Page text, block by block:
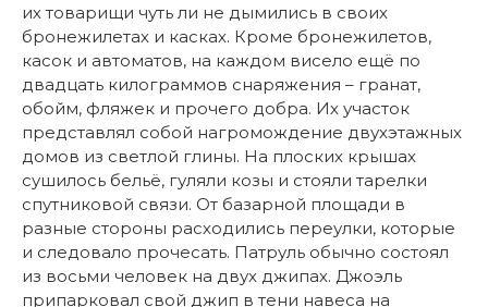
их товарищи чуть ли не дымились в своих
бронежилетах и касках. Кроме бронежилетов,
касок и автоматов, на каждом висело ещё по
двадцать килограммов снаряжения – гранат,
обойм, фляжек и прочего добра. Их участок
представлял собой нагромождение двухэтажных
домов из светлой глины. На плоских крышах
сушилось бельё, гуляли козы и стояли тарелки
спутниковой связи. От базарной площади в
разные стороны расходились переулки, которые
и следовало прочесать. Патруль обычно состоял
из восьми человек на двух джипах. Джоэль
припарковал свой джип в тени навеса на